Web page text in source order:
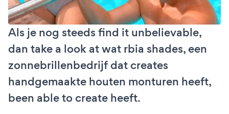
Als je nog steeds find it unbelievable,
dan take a look at wat rbia shades, een
zonnebrillenbedrijf dat creates
handgemaakte houten monturen heeft,
been able to create heeft.